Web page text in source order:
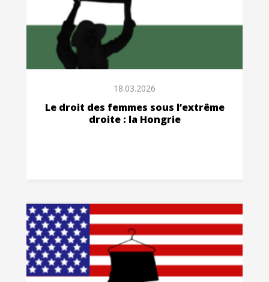
18.03.2026
Le droit des femmes sous l’extrême
droite : la Hongrie